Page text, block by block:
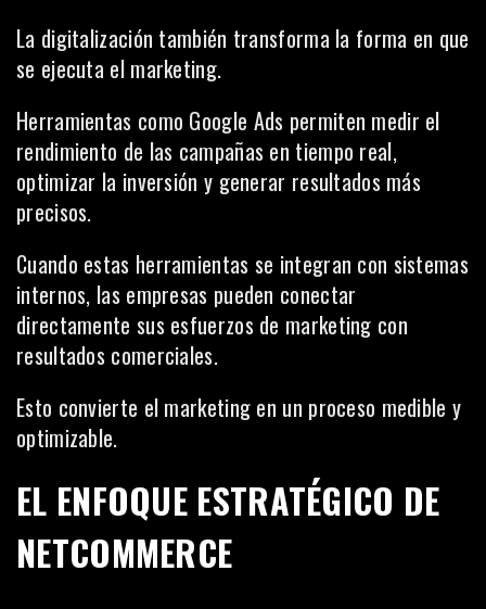
La digitalización también transforma la forma en que
se ejecuta el marketing.
Herramientas como Google Ads permiten medir el
rendimiento de las campañas en tiempo real,
optimizar la inversión y generar resultados más
precisos.
Cuando estas herramientas se integran con sistemas
internos, las empresas pueden conectar
directamente sus esfuerzos de marketing con
resultados comerciales.
Esto convierte el marketing en un proceso medible y
optimizable.
EL ENFOQUE ESTRATÉGICO DE
NETCOMMERCE